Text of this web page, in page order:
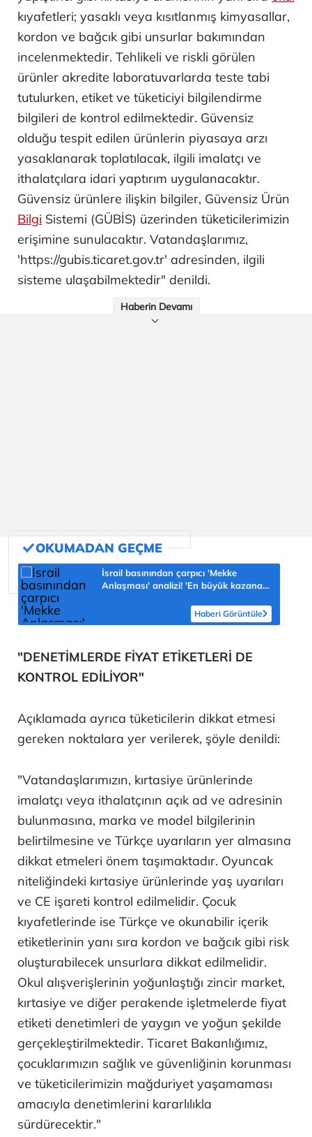
kıyafetleri; yasaklı veya kısıtlanmış kimyasallar,
kordon ve bağcık gibi unsurlar bakımından
incelenmektedir. Tehlikeli ve riskli görülen
ürünler akredite laboratuvarlarda teste tabi
tutulurken, etiket ve tüketiciyi bilgilendirme
bilgileri de kontrol edilmektedir. Güvensiz
olduğu tespit edilen ürünlerin piyasaya arzı
yasaklanarak toplatılacak, ilgili imalatçı ve
ithalatçılara idari yaptırım uygulanacaktır.
Güvensiz ürünlere ilişkin bilgiler, Güvensiz Ürün
Bilgi Sistemi (GÜBİS) üzerinden tüketicilerimizin
erişimine sunulacaktır. Vatandaşlarımız,
'https://gubis.ticaret.gov.tr' adresinden, ilgili
sisteme ulaşabilmektedir" denildi.
Haberin Devamı
İsrail basınından çarpıcı 'Mekke
Anlaşması' analizi! 'En büyük kazanan
Haberi Görüntüle
"DENETİMLERDE FİYAT ETİKETLERİ DE
KONTROL EDİLİYOR"
Açıklamada ayrıca tüketicilerin dikkat etmesi
gereken noktalara yer verilerek, şöyle denildi:
"Vatandaşlarımızın, kırtasiye ürünlerinde
imalatçı veya ithalatçının açık ad ve adresinin
bulunmasına, marka ve model bilgilerinin
belirtilmesine ve Türkçe uyarıların yer almasına
dikkat etmeleri önem taşımaktadır. Oyuncak
niteliğindeki kırtasiye ürünlerinde yaş uyarıları
ve CE işareti kontrol edilmelidir. Çocuk
kıyafetlerinde ise Türkçe ve okunabilir içerik
etiketlerinin yanı sıra kordon ve bağcık gibi risk
oluşturabilecek unsurlara dikkat edilmelidir.
Okul alışverişlerinin yoğunlaştığı zincir market,
kırtasiye ve diğer perakende işletmelerde fiyat
etiketi denetimleri de yaygın ve yoğun şekilde
gerçekleştirilmektedir. Ticaret Bakanlığımız,
çocuklarımızın sağlık ve güvenliğinin korunması
ve tüketicilerimizin mağduriyet yaşamaması
amacıyla denetimlerini kararlılıkla
sürdürecektir."